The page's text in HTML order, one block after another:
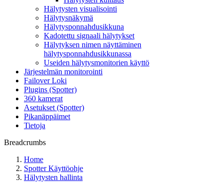
Hälytysten visualisointi
Hälytysnäkymä
Hälytysponnahdusikkuna
Kadotettu signaali hälytykset
Hälytyksen nimen näyttäminen
hälytysponnahdusikkunassa
Useiden hälytysmonitorien käyttö
Järjestelmän monitorointi
Failover Loki
Plugins (Spotter)
360 kamerat
Asetukset (Spotter)
Pikanäppäimet
Tietoja
Breadcrumbs
Home
Spotter Käyttöohje
Hälytysten hallinta